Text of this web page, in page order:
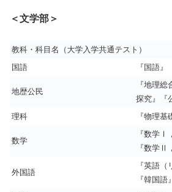
＜文学部＞
教科・科目名（大学入学共通テスト）
国語
『国語』
地歴公民
『地理
探究』『
理科
『物理
数学
『数学Ⅰ
『数学Ⅱ
外国語
『英語
『韓国